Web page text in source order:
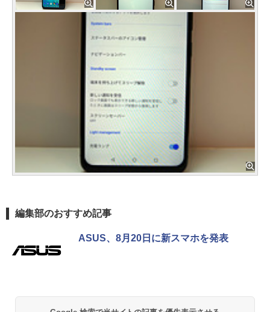
編集部のおすすめ記事
ASUS、8月20日に新スマホを発表